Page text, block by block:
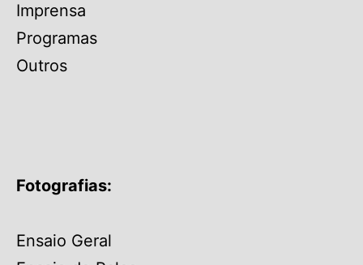
Imprensa
Programas
Outros
Fotografias:
Ensaio Geral